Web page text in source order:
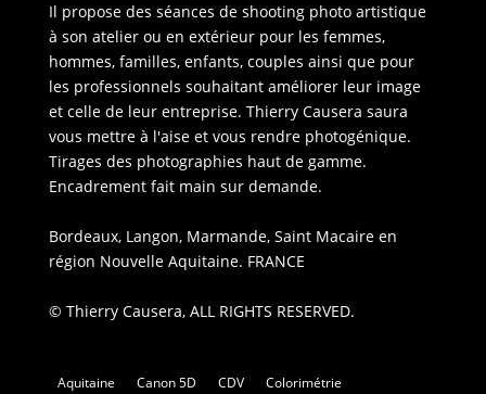
Il propose des séances de shooting photo artistique
à son atelier ou en extérieur pour les femmes,
hommes, familles, enfants, couples ainsi que pour
les professionnels souhaitant améliorer leur image
et celle de leur entreprise. Thierry Causera saura
vous mettre à l'aise et vous rendre photogénique.
Tirages des photographies haut de gamme.
Encadrement fait main sur demande.
Bordeaux, Langon, Marmande, Saint Macaire en
région Nouvelle Aquitaine. FRANCE
© Thierry Causera, ALL RIGHTS RESERVED.
Aquitaine Canon 5D CDV
Colorimétrie